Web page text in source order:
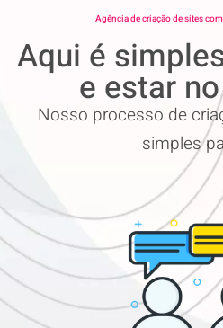
Agência de criação de sites
Aqui é
e estar
Nosso processo de
simples